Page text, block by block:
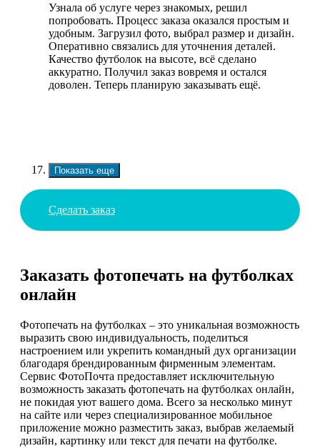
Узнала об услуге через знакомых, решил
попробовать. Процесс заказа оказался простым и
удобным. Загрузил фото, выбрал размер и дизайн.
Оперативно связались для уточнения деталей.
Качество футболок на высоте, всё сделано
аккуратно. Получил заказ вовремя и остался
доволен. Теперь планирую заказывать ещё.
Показать еще
Сделать заказ
Заказать фотопечать на футболках
онлайн
Фотопечать на футболках – это уникальная возможность
выразить свою индивидуальность, поделиться
настроением или укрепить командный дух организации
благодаря брендированным фирменным элементам.
Сервис ФотоПочта предоставляет исключительную
возможность заказать фотопечать на футболках онлайн,
не покидая уют вашего дома. Всего за несколько минут
на сайте или через специализированное мобильное
приложение можно разместить заказ, выбрав желаемый
дизайн, картинку или текст для печати на футболке.